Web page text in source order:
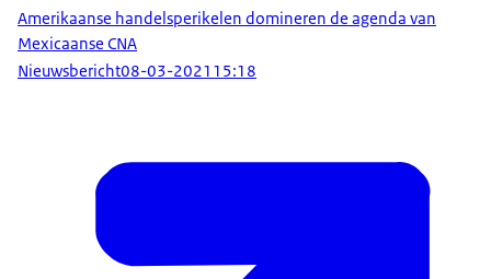
Amerikaanse handelsperikelen domineren de agenda van
Mexicaanse CNA
Nieuwsbericht08-03-2021 15:18